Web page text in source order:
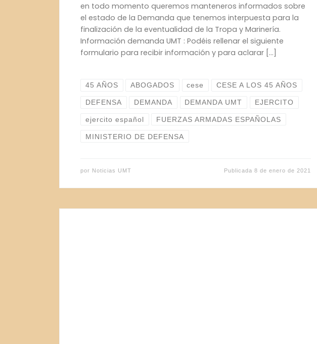
en todo momento queremos manteneros informados sobre
el estado de la Demanda que tenemos interpuesta para la
finalización de la eventualidad de la Tropa y Marinería.
Información demanda UMT : Podéis rellenar el siguiente
formulario para recibir información y para aclarar […]
45 AÑOS ABOGADOS cese CESE A LOS 45 AÑOS
DEFENSA DEMANDA DEMANDA UMT EJERCITO
ejercito español FUERZAS ARMADAS ESPAÑOLAS
MINISTERIO DE DEFENSA
por Noticias UMT Publicada 8 de enero de 2021